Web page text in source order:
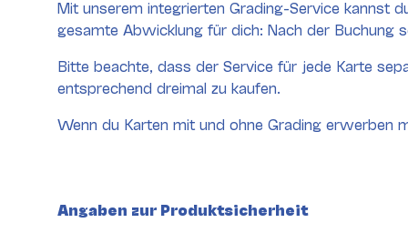
Mit unserem integrierten Grading-Service kannst
gesamte Abwicklung für dich: Nach der Buchung
Bitte beachte, dass der Service für jede Karte
entsprechend dreimal zu kaufen.
Wenn du Karten mit und ohne Grading erwerben
Angaben zur Produktsicherheit